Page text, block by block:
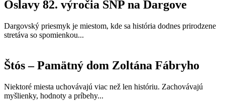
Oslavy 82. výročia SNP na Dargove
Dargovský priesmyk je miestom, kde sa história dodnes prirodzene
stretáva so spomienkou...
Štós – Pamätný dom Zoltána Fábryho
Niektoré miesta uchovávajú viac než len históriu. Zachovávajú
myšlienky, hodnoty a príbehy...